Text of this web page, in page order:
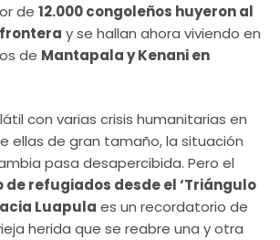
de 12.000 congoleños huyeron al
y se hallan ahora viviendo en
de Mantapala y Kenani en
con varias crisis humanitarias en
ellas de gran tamaño, la situación
pasa desapercibida. Pero el
refugiados desde el ‘Triángulo
Luapula es un recordatorio de
herida que se reabre una y otra